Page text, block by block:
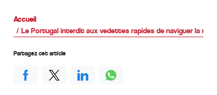
Accueil
Le Portugal interdit aux vedettes rapides de naviguer la
Partagez cet article